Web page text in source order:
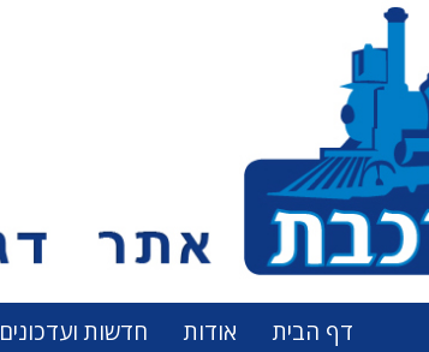
דף הבית אודות חדשות ועדכונים